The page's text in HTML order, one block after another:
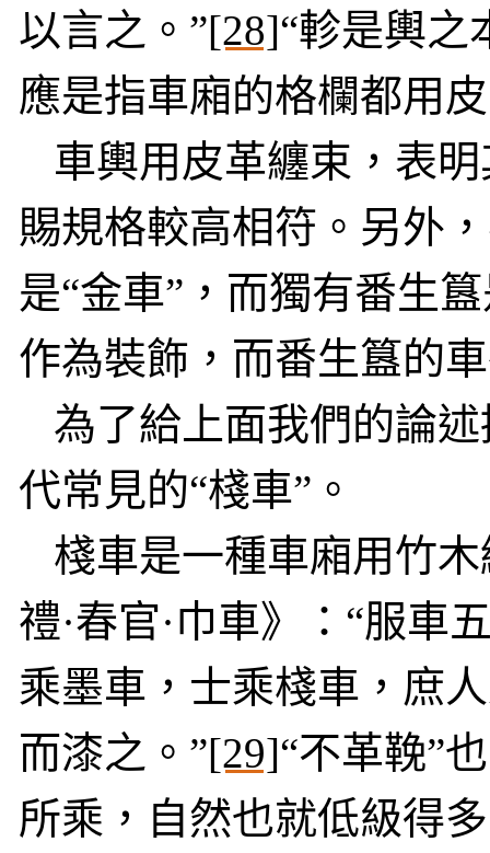
以言之。”[28]“軫是輿之
應是指車廂的格欄都用
車輿用皮革纏束，表
賜規格較高相符。另外
是“金車”，而獨有番生
作為裝飾，而番生簋的
為了給上面我們的論
代常見的“棧車”。
棧車是一種車廂用竹
禮·春官·巾車》：“服車
乘墨車，士乘棧車，庶
而漆之。”[29]“不革鞔”
所乘，自然也就低級得